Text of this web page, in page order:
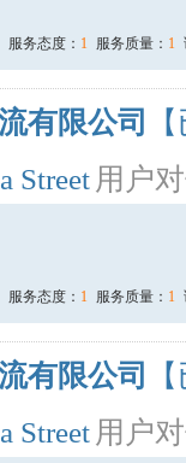
服务态度： 1 服务质量： 1
有限公司
Street 用户
服务态度： 1 服务质量： 1
有限公司
Street 用户